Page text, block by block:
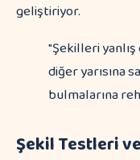
geliştiriyor.
"Şekilleri
diğer yarısına
bulmalarına
Şekil Testleri